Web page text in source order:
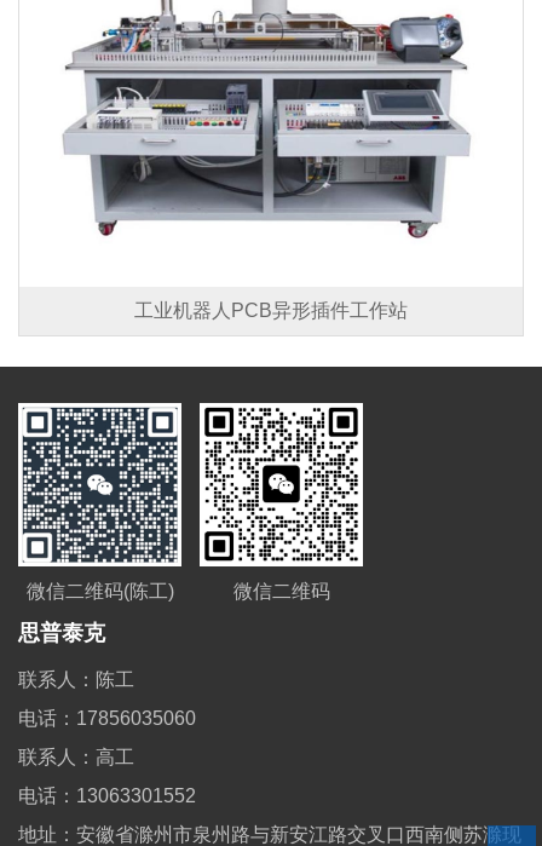
工业机器人PCB异形插件工作站
微信二维码(陈工) 微信二维码
思普泰克
联系人：陈工
电话：17856035060
联系人：高工
电话：13063301552
地址：安徽省滁州市泉州路与新安江路交叉口西南侧苏滁现